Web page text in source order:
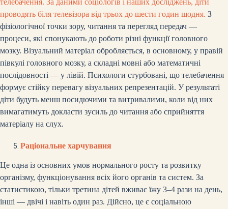
телебачення. За даними соціологів і наших досліджень, діти
проводять біля телевізора від трьох до шести годин щодня. З
фізіологічної точки зору, читання та перегляд передач —
процеси, які спонукають до роботи різні функції головного
мозку. Візуальний матеріал обробляється, в основному, у правій
півкулі головного мозку, а складні мовні або математичні
послідовності — у лівій. Психологи стурбовані, що телебачення
формує стійку перевагу візуальних репрезентацій. У результаті
діти будуть менш посидючими та витривалими, коли від них
вимагатимуть докласти зусиль до читання або сприйняття
матеріалу на слух.
Раціональне харчування
Це одна із основних умов нормального росту та розвитку
організму, функціонування всіх його органів та систем. За
статистикою, тільки третина дітей вживає їжу 3–4 рази на день,
інші — двічі і навіть один раз. Дійсно, це є соціальною